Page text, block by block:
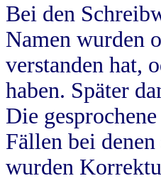
Bei den
Namen wurden
verstanden hat,
haben. Später
Die
Fällen bei
wurden